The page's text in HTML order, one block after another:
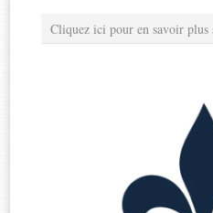
Cliquez ici pour en savoir plus